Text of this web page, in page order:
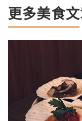
更多美食